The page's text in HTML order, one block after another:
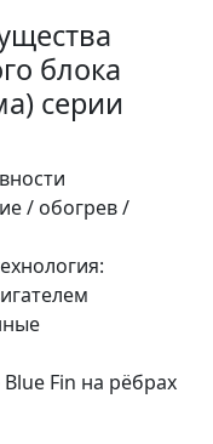
блока
серии
/ обогрев /
Fin на рёбрах